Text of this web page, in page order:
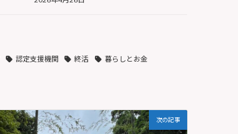
認定支援機関 終活
暮らしとお金
次の記事